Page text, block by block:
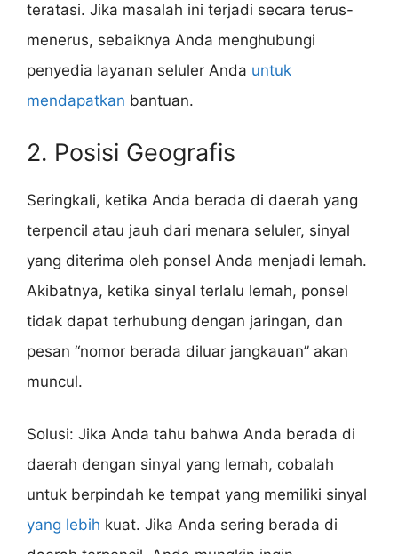
teratasi. Jika masalah ini terjadi secara terus-
menerus, sebaiknya Anda menghubungi
penyedia layanan seluler Anda untuk
mendapatkan bantuan.
2. Posisi Geografis
Seringkali, ketika Anda berada di daerah yang
terpencil atau jauh dari menara seluler, sinyal
yang diterima oleh ponsel Anda menjadi lemah.
Akibatnya, ketika sinyal terlalu lemah, ponsel
tidak dapat terhubung dengan jaringan, dan
pesan “nomor berada diluar jangkauan” akan
muncul.
Solusi: Jika Anda tahu bahwa Anda berada di
daerah dengan sinyal yang lemah, cobalah
untuk berpindah ke tempat yang memiliki sinyal
yang lebih kuat. Jika Anda sering berada di